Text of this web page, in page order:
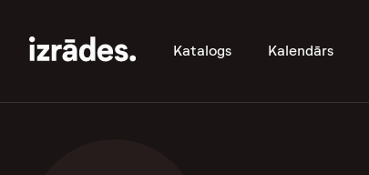
Katalogs Kalendārs